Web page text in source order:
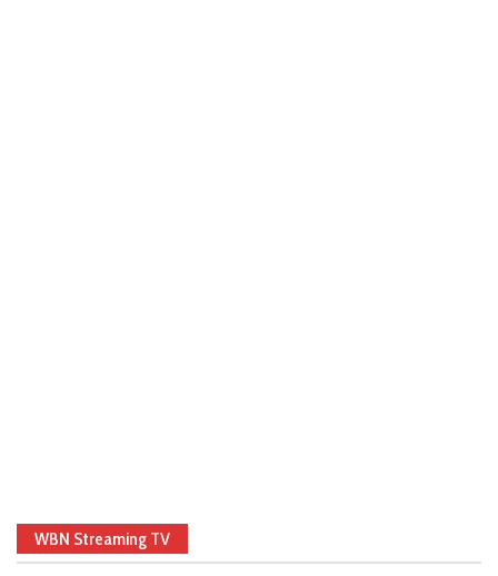
WBN Streaming TV